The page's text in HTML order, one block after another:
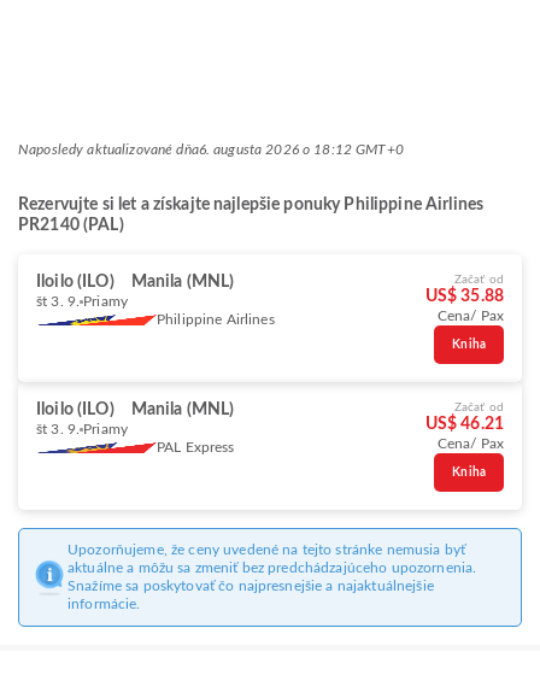
Naposledy aktualizované dňa6. augusta 2026 o 18:12 GMT+0
Rezervujte si let a získajte najlepšie ponuky Philippine Airlines
PR2140 (PAL)
Iloilo (ILO) Manila (MNL)
št 3. 9. Priamy
Philippine Airlines
Začať od
US$ 35.88
Cena/ Pax
Kniha
Iloilo (ILO) Manila (MNL)
št 3. 9. Priamy
PAL Express
Začať od
US$ 46.21
Cena/ Pax
Kniha
Upozorňujeme, že ceny uvedené na tejto stránke nemusia byť
aktuálne a môžu sa zmeniť bez predchádzajúceho upozornenia.
Snažíme sa poskytovať čo najpresnejšie a najaktuálnejšie
informácie.